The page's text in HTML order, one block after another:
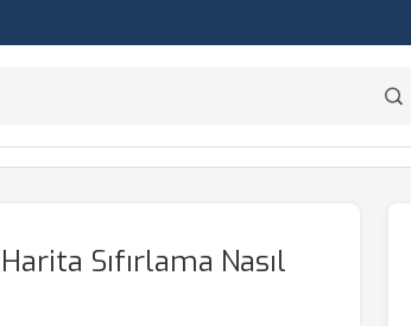
Sıfırlama Nasıl